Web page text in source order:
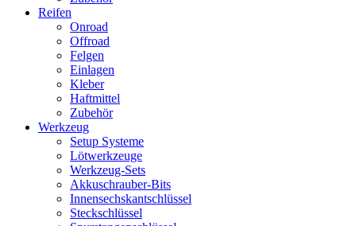
Reifen
Onroad
Offroad
Felgen
Einlagen
Kleber
Haftmittel
Zubehör
Werkzeug
Setup Systeme
Lötwerkzeuge
Werkzeug-Sets
Akkuschrauber-Bits
Innensechskantschlüssel
Steckschlüssel